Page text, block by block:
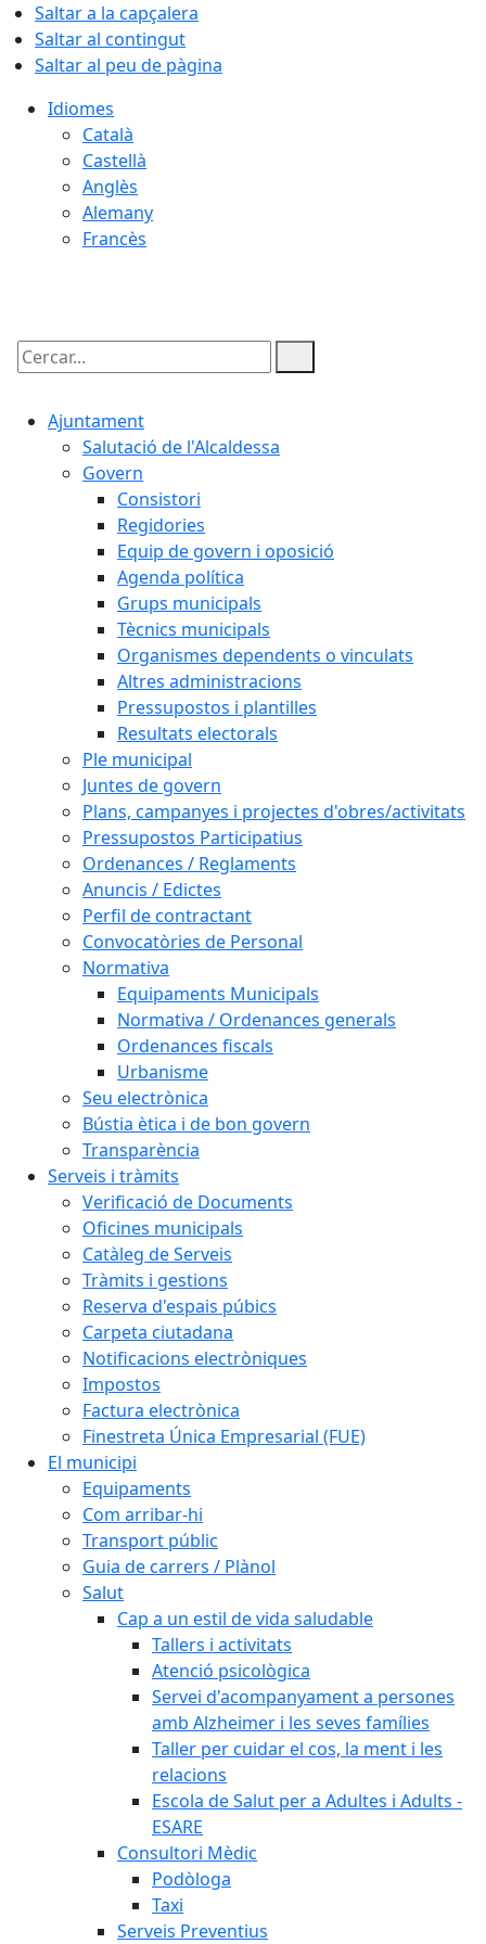
Saltar a la capçalera
Saltar al contingut
Saltar al peu de pàgina
Idiomes
Català
Castellà
Anglès
Alemany
Francès
Cercar:
Ajuntament
Salutació de l'Alcaldessa
Govern
Consistori
Regidories
Equip de govern i oposició
Agenda política
Grups municipals
Tècnics municipals
Organismes dependents o vinculats
Altres administracions
Pressupostos i plantilles
Resultats electorals
Ple municipal
Juntes de govern
Plans, campanyes i projectes d'obres/activitats
Pressupostos Participatius
Ordenances / Reglaments
Anuncis / Edictes
Perfil de contractant
Convocatòries de Personal
Normativa
Equipaments Municipals
Normativa / Ordenances generals
Ordenances fiscals
Urbanisme
Seu electrònica
Bústia ètica i de bon govern
Transparència
Serveis i tràmits
Verificació de Documents
Oficines municipals
Catàleg de Serveis
Tràmits i gestions
Reserva d'espais púbics
Carpeta ciutadana
Notificacions electròniques
Impostos
Factura electrònica
Finestreta Única Empresarial (FUE)
El municipi
Equipaments
Com arribar-hi
Transport públic
Guia de carrers / Plànol
Salut
Cap a un estil de vida saludable
Tallers i activitats
Atenció psicològica
Servei d'acompanyament a persones
amb Alzheimer i les seves famílies
Taller per cuidar el cos, la ment i les
relacions
Escola de Salut per a Adultes i Adults -
ESARE
Consultori Mèdic
Podòloga
Taxi
Serveis Preventius